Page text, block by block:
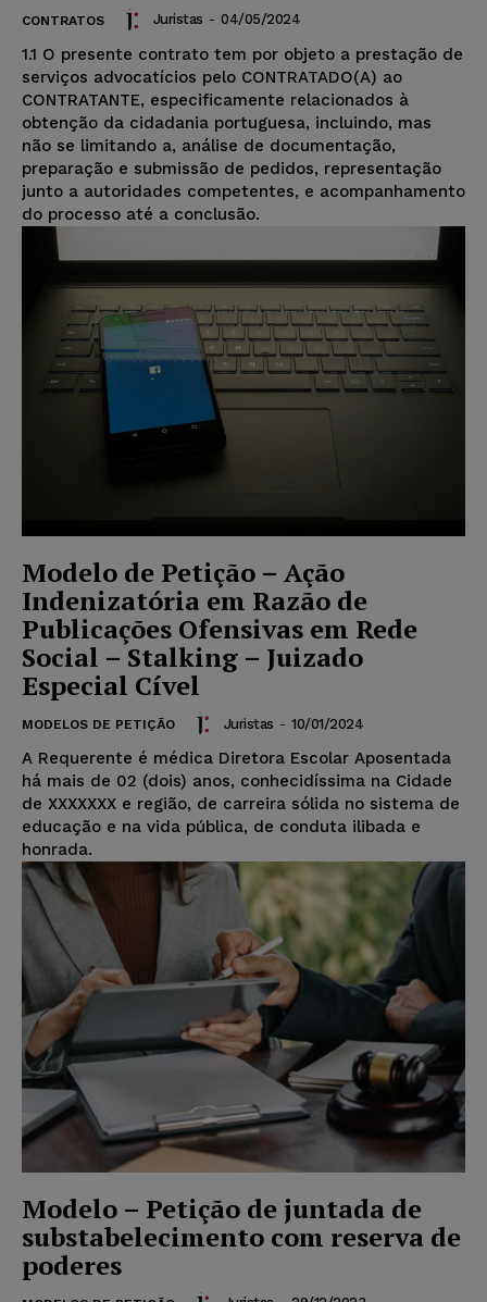
CONTRATOS Juristas - 04/05/2024
1.1 O presente contrato tem por objeto a prestação de
serviços advocatícios pelo CONTRATADO(A) ao
CONTRATANTE, especificamente relacionados à
obtenção da cidadania portuguesa, incluindo, mas
não se limitando a, análise de documentação,
preparação e submissão de pedidos, representação
junto a autoridades competentes, e acompanhamento
do processo até a conclusão.
Modelo de Petição – Ação
Indenizatória em Razão de
Publicações Ofensivas em Rede
Social – Stalking – Juizado
Especial Cível
MODELOS DE PETIÇÃO Juristas - 10/01/2024
A Requerente é médica Diretora Escolar Aposentada
há mais de 02 (dois) anos, conhecidíssima na Cidade
de XXXXXXX e região, de carreira sólida no sistema de
educação e na vida pública, de conduta ilibada e
honrada.
Modelo – Petição de juntada de
substabelecimento com reserva de
poderes